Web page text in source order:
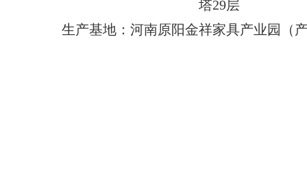
塔29层
生产基地：河南原阳金祥家具产业园（